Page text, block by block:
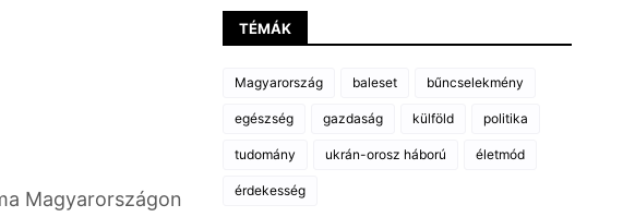
Magyarországon
TÉMÁK
Magyarország baleset bűncselekmény
egészség gazdaság külföld politika
tudomány ukrán-orosz háború életmód
érdekesség